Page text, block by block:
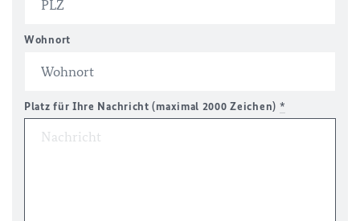
Wohnort
Platz für Ihre Nachricht (maximal 2000 Zeichen) *